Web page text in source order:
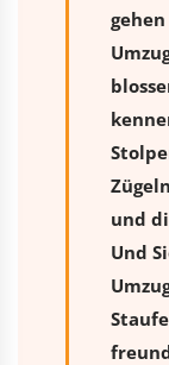
und
Und